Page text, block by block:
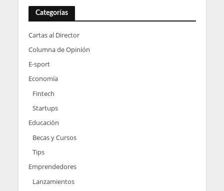
Categorías
Cartas al Director
Columna de Opinión
E-sport
Economía
Fintech
Startups
Educación
Becas y Cursos
Tips
Emprendedores
Lanzamientos